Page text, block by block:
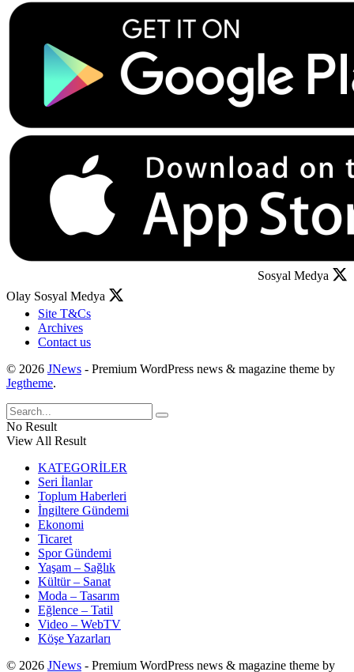
Sosyal Medya
Olay Sosyal Medya
Site T&Cs
Archives
Contact us
© 2026 JNews - Premium WordPress news & magazine theme by
Jegtheme.
No Result
View All Result
KATEGORİLER
Seri İlanlar
Toplum Haberleri
İngiltere Gündemi
Ekonomi
Ticaret
Spor Gündemi
Yaşam – Sağlık
Kültür – Sanat
Moda – Tasarım
Eğlence – Tatil
Video – WebTV
Köşe Yazarları
© 2026 JNews - Premium WordPress news & magazine theme by